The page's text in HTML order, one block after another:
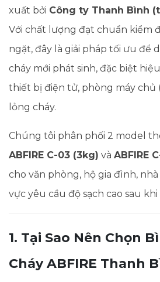
xuất bởi Công ty Thanh Bình
Với chất lượng đạt chuẩn kiểm
ngặt, đây là giải pháp tối ưu để
cháy mới phát sinh, đặc biệt
thiết bị điện tử, phòng máy chủ
lỏng cháy.
Chúng tôi phân phối 2 model
ABFIRE C-03 (3kg) và ABFIRE
cho văn phòng, hộ gia đình,
vực yêu cầu độ sạch cao sau khi
1. Tại Sao Nên Chọn
Cháy ABFIRE Thanh